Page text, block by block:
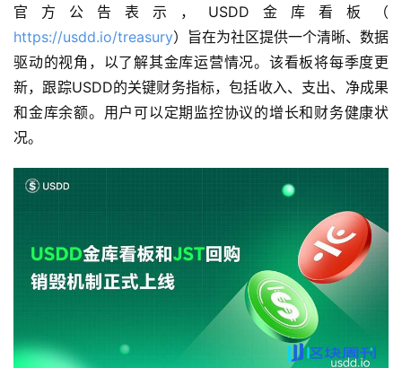
官方公告表示，USDD金库看板（
https://usdd.io/treasury）旨在为社区提供一个清晰、数据
驱动的视角，以了解其金库运营情况。该看板将每季度更
新，跟踪USDD的关键财务指标，包括收入、支出、净成果
和金库余额。用户可以定期监控协议的增长和财务健康状
况。